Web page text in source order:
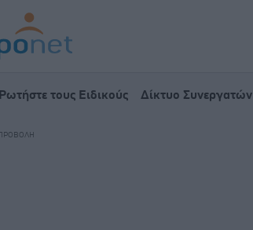
Ρωτήστε τους Ειδικούς Δίκτυο Συνεργατών